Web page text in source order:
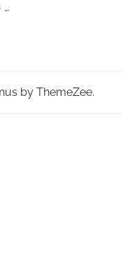
…
by ThemeZee.